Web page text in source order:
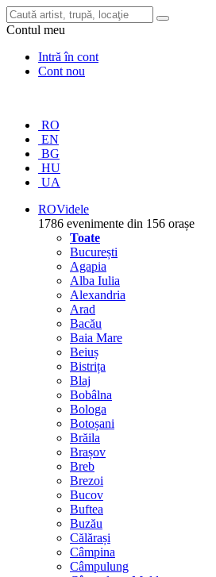
Contul meu
Intră în cont
Cont nou
RO
EN
BG
HU
UA
ROVidele
1786 evenimente din 156 orașe
Toate
București
Agapia
Alba Iulia
Alexandria
Arad
Bacău
Baia Mare
Beiuș
Bistrița
Blaj
Bobâlna
Bologa
Botoșani
Brăila
Brașov
Breb
Brezoi
Bucov
Buftea
Buzău
Călărași
Câmpina
Câmpulung